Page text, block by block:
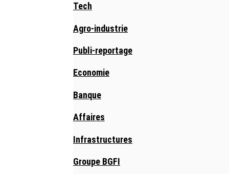
Tech
Agro-industrie
Publi-reportage
Economie
Banque
Affaires
Infrastructures
Groupe BGFI